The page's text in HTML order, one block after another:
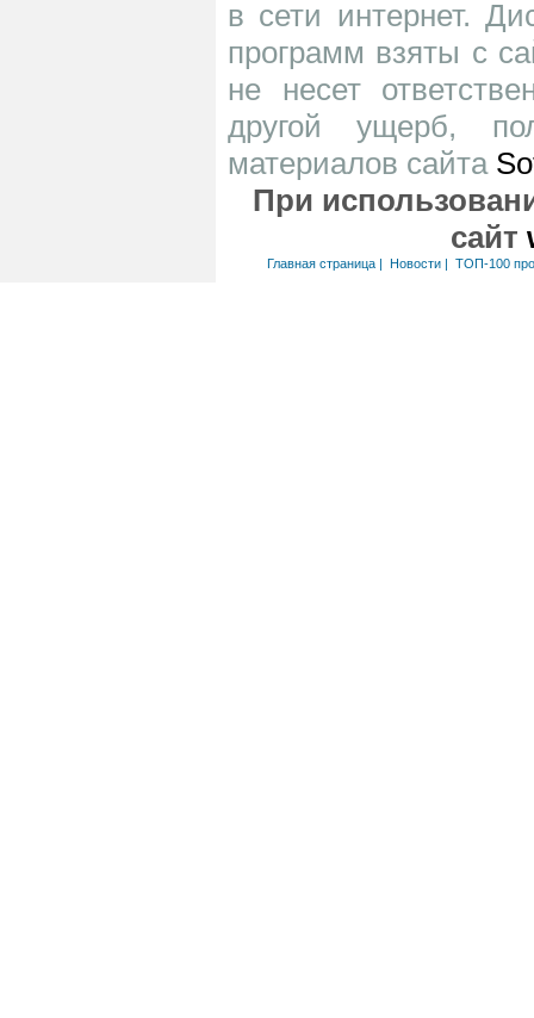
в сети интернет.
программ взяты с
не несет
другой ущерб,
материалов сайта
При
сайт
Главная страница| Новости| ТОП-100